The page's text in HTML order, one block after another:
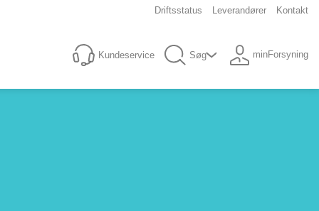
Driftsstatus Leverandører Kontakt
Kundeservice Søg minForsyning